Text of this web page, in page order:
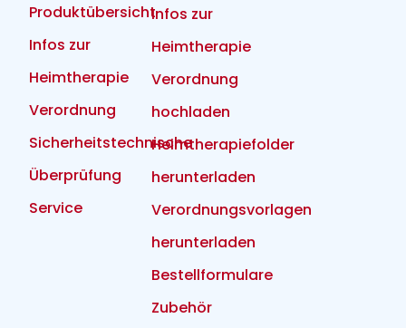
Produktübersicht
Infos zur
Heimtherapie
Verordnung
Sicherheitstechnische
Überprüfung
Service
Infos zur
Heimtherapie
Verordnung
hochladen
Heimtherapiefolder
herunterladen
Verordnungsvorlagen
herunterladen
Bestellformulare
Zubehör